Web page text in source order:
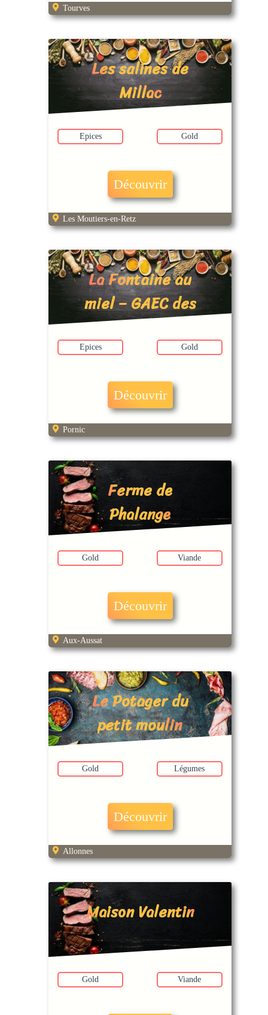
Tourves
Les salines de
Millac
Epices Gold
Découvrir
Les Moutiers-en-Retz
La Fontaine au
miel – GAEC des
Brissets
Epices Gold
Découvrir
Pornic
Ferme de
Phalange
Gold Viande
Découvrir
Aux-Aussat
Le Potager du
petit moulin
Gold Légumes
Découvrir
Allonnes
Maison Valentin
Gold Viande